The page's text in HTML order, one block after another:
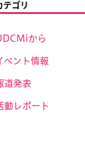
テゴリ
から
ベント情報
道発表
動レポート